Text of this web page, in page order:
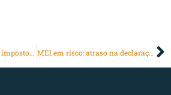
Como calcular os novos impostos da Reforma Tributária sem complicação MEI em risco: atraso na declaração anual pode gerar multa e até cancelamento do CNPJ